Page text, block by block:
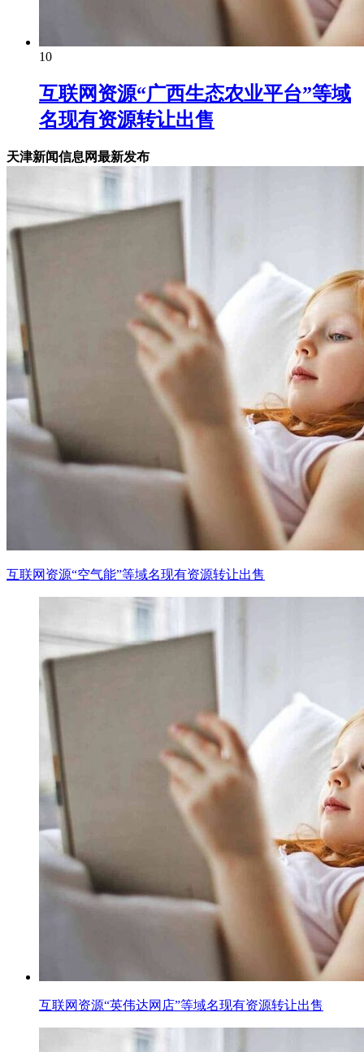
10
互联网资源“广西生态农业平台”等域
名现有资源转让出售
天津新闻信息网最新发布
互联网资源“空气能”等域名现有资源转让出售
互联网资源“英伟达网店”等域名现有资源转让出售